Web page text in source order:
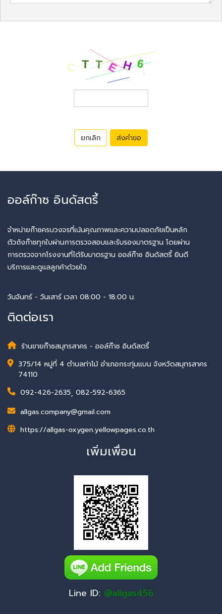
ยกเลิก ส่งคำขอ
ออล์ก๊าซ อินดัสตรี้
จำหน่ายก๊าซครบวงจรที่เน้นคุณภาพและความปลอดภัยเป็นหลัก
ตัวถังก๊าซทุกใบผ่านการตรวจสอบและรับรองมาตรฐาน โดยผ่าน
การตรวจจากโรงงานที่ได้รับมาตรฐาน ออล์ก๊าซ อินดัสตรี้ ยินดี
บริการและดูแลลูกค้าด้วยใจ
วันจันทร์ - วันเสาร์ เวลา 08:00 - 18:00 น.
ติดต่อเรา
ร้านขายก๊าซสมุทรสาคร - ออล์ก๊าซ อินดัสตรี้
375/14 หมู่ที่ 4 ตำบลท่าไม้ อำเภอกระทุ่มแบน จังหวัดสมุทรสาคร
74110
092-426-2635, 082-592-6365
allgas.company@gmail.com
https://allgas-oxygen.yellowpages.co.th
เพิ่มเพื่อน
Line ID: @allgas456